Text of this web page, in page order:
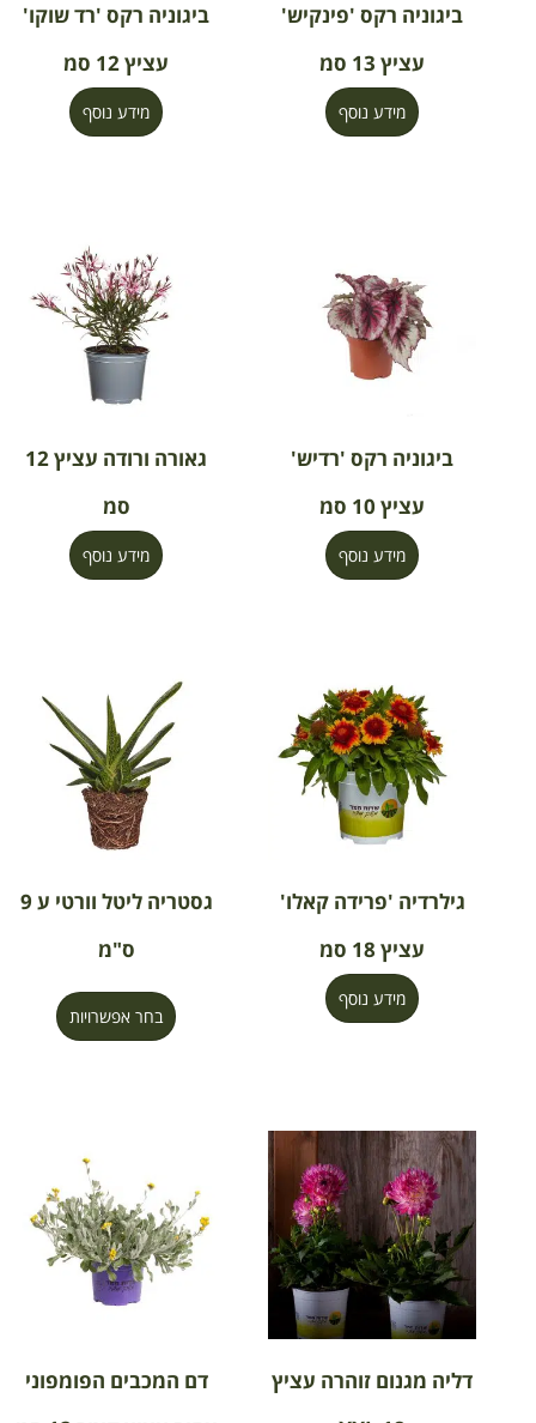
ביגוניה רקס 'פינקיש'
עציץ 13 סמ
מידע נוסף
ביגוניה רקס 'רד שוקו'
עציץ 12 סמ
מידע נוסף
ביגוניה רקס 'רדיש'
עציץ 10 סמ
מידע נוסף
גאורה ורודה עציץ 12
סמ
מידע נוסף
גילרדיה 'פרידה קאלו'
עציץ 18 סמ
מידע נוסף
גסטריה ליטל וורטי ע 9
ס"מ
בחר אפשרויות
דליה מגנום זוהרה עציץ
דם המכבים הפומפוני